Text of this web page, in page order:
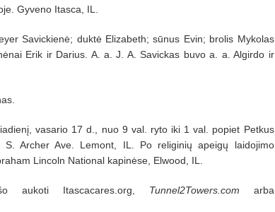
Gyveno Itasca, IL.
Savickienė; duktė Elizabeth; sūnus Evin; brolis Mykolas
Erik ir Darius. A. a. J. A. Savickas buvo a. a. Algirdo ir
vasario 17 d., nuo 9 val. ryto iki 1 val. popiet Petkus
S. Archer Ave. Lemont, IL. Po religinių apeigų laidojimo
Lincoln National kapinėse, Elwood, IL.
aukoti Itascacares.org, Tunnel2Towers.com arba